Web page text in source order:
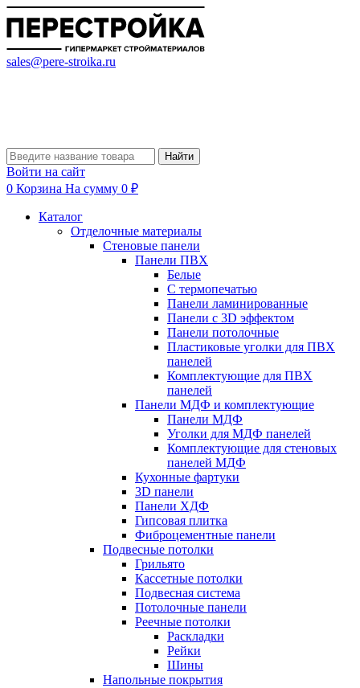
sales@pere-stroika.ru
Найти
Войти на сайт
0 Корзина На сумму 0 ₽
Каталог
Отделочные материалы
Стеновые панели
Панели ПВХ
Белые
С термопечатью
Панели ламинированные
Панели с 3D эффектом
Панели потолочные
Пластиковые уголки для ПВХ
панелей
Комплектующие для ПВХ
панелей
Панели МДФ и комплектующие
Панели МДФ
Уголки для МДФ панелей
Комплектующие для стеновых
панелей МДФ
Кухонные фартуки
3D панели
Панели ХДФ
Гипсовая плитка
Фиброцементные панели
Подвесные потолки
Грильято
Кассетные потолки
Подвесная система
Потолочные панели
Реечные потолки
Раскладки
Рейки
Шины
Напольные покрытия